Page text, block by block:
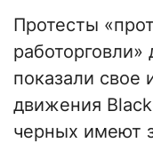
Протесты
работорговли»
показали свое
движения
черных имеют